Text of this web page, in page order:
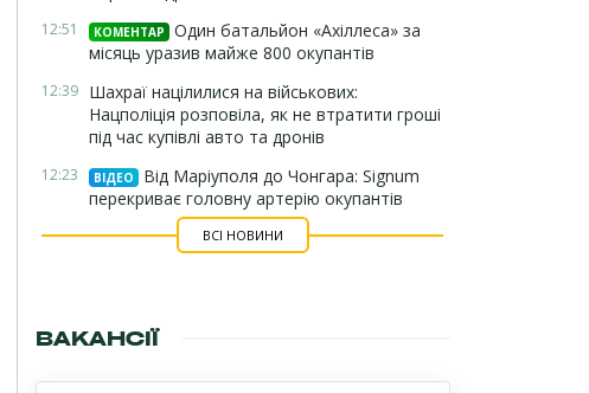
12:51 КОМЕНТАР
Один батальйон «Ахіллеса» за
місяць уразив майже 800 окупантів
12:39 Шахраї націлилися на військових:
Нацполіція розповіла, як не втратити гроші
під час купівлі авто та дронів
12:23 ВІДЕО
Від Маріуполя до Чонгара: Signum
перекриває головну артерію окупантів
ВСІ НОВИНИ
ВАКАНСІЇ